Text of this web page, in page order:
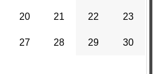
20 21 22 23
27 28 29 30